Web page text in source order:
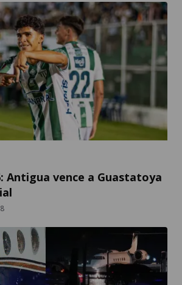
Antigua vence a Guastatoya